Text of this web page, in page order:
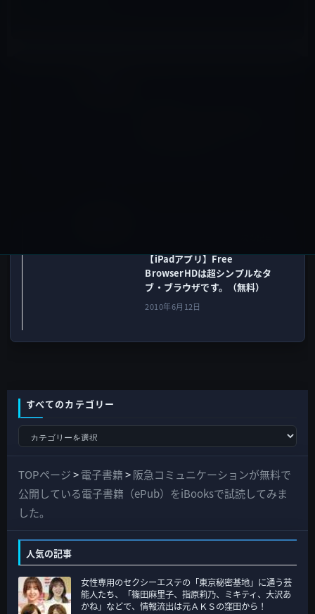
【iPadアプリ】Free
BrowserHDは超シンプルなタ
ブ・ブラウザです。（無料）
2010年6月12日
すべてのカテゴリー
て
の
カ
リ
ー
TOPページ>電子書籍>阪急コミュニケーションが無料で
公開している電子書籍（ePub）をiBooksで試読してみま
した。
人気の記事
女性専用のセクシーエステの「東京秘密基地」に通う芸
能人たち、「篠田麻里子、指原莉乃、ミキティ、大沢あ
かね」などで、情報流出は元ＡＫＳの窪田から！